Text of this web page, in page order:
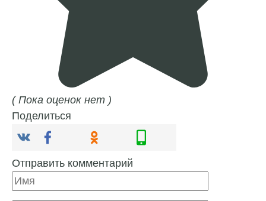
( Пока оценок нет )
Поделиться
Отправить комментарий
Имя